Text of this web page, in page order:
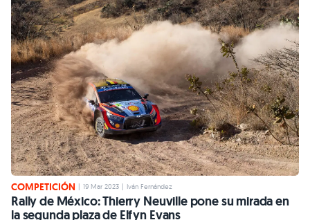
COMPETICIÓN 19 Mar 2023 Iván Fernández
Rally de México: Thierry Neuville pone su mirada en
la segunda plaza de Elfyn Evans